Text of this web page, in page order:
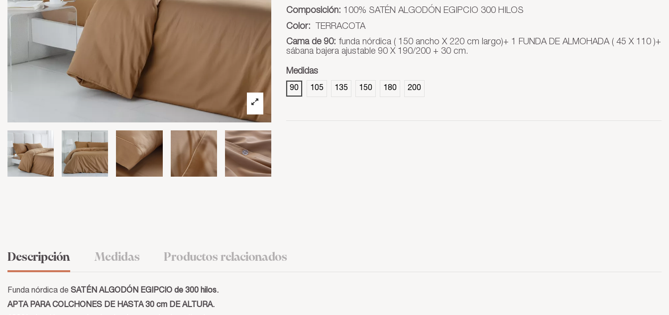
Composición: 100% SATÉN ALGODÓN EGIPCIO 300 HILOS
Color:
TERRACOTA
Cama de 90: funda nórdica ( 150 ancho X 220 cm largo)+ 1 FUNDA DE ALMOHADA ( 45 X 110 )+
sábana bajera ajustable 90 X 190/200 + 30 cm.
Medidas
90 105 135 150 180 200
Descripción Medidas Productos relacionados
Funda nórdica de SATÉN ALGODÓN EGIPCIO de 300 hilos.
APTA PARA COLCHONES DE HASTA 30 cm DE ALTURA.